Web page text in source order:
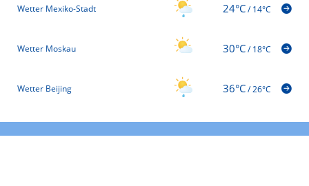
Wetter Mexiko-Stadt 24°C/14°C
Wetter Moskau 30°C/18°C
Wetter Beijing 36°C/26°C